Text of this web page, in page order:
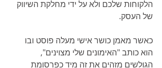
הלקוחות שלכם ולא על ידי מחלקת השיווק
של העסק.
כאשר מאמן כושר אישי מעלה פוסט ובו
הוא כותב "האימונים שלי מצוינים",
הגולשים מזהים את זה מיד כפרסומת